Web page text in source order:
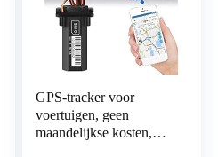
GPS-tracker voor
voertuigen, geen
maandelijkse kosten,